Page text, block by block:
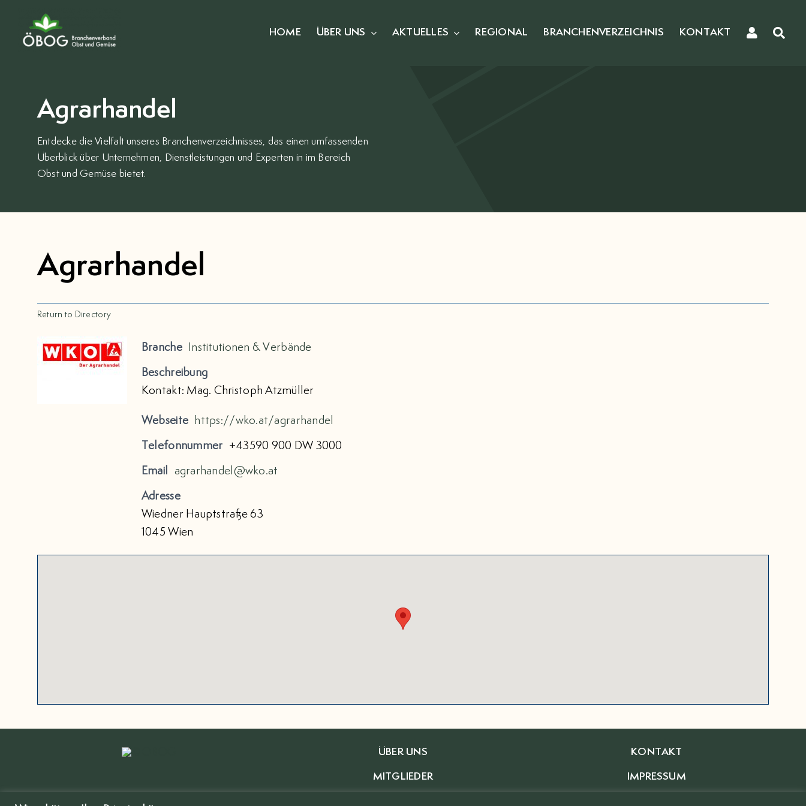
springen
HOME ÜBER UNS AKTUELLES REGIONAL BRANCHENVERZEICHNIS KONTAKT
Agrarhandel
Entdecke die Vielfalt unseres Branchenverzeichnisses, das einen umfassenden
Überblick über Unternehmen, Dienstleistungen und Experten in im Bereich
Obst und Gemüse bietet.
Agrarhandel
Return to Directory
Branche Institutionen & Verbände
Beschreibung
Kontakt: Mag. Christoph Atzmüller
Webseite https://wko.at/agrarhandel
Telefonnummer +43590 900 DW 3000
Email agrarhandel@wko.at
Adresse
Wiedner Hauptstraße 63
1045 Wien
ÜBER UNS
MITGLIEDER
KONTAKT
IMPRESSUM